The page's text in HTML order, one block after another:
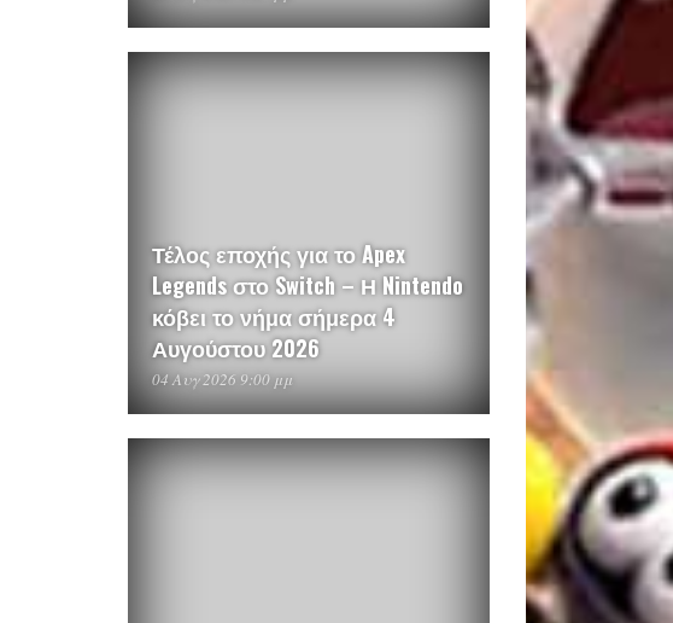
Τέλος εποχής για το Apex
Legends στο Switch – Η Nintendo
κόβει το νήμα σήμερα 4
Αυγούστου 2026
04 Αυγ 2026 9:00 μμ